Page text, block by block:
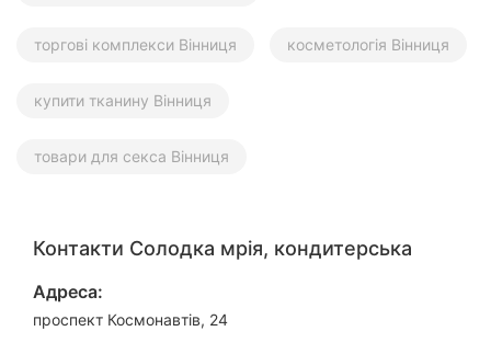
торгові комплекси Вінниця косметологія Вінниця
купити тканину Вінниця
товари для секса Вінниця
Контакти Солодка мрія, кондитерська
Адреса:
проспект Космонавтів, 24